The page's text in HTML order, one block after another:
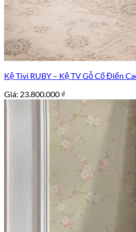
Kệ Tivi RUBY – Kệ TV Gỗ Cổ Điển
Giá: 23.800.000 ₫